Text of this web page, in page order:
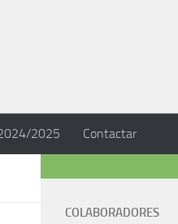
2025 Contactar
COLABORADORES